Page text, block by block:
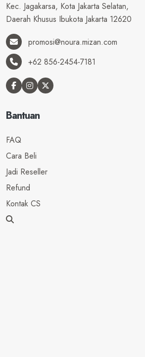
Kec. Jagakarsa, Kota Jakarta Selatan,
Daerah Khusus Ibukota Jakarta 12620
promosi@noura.mizan.com
+62 856-2454-7181
Bantuan
FAQ
Cara Beli
Jadi Reseller
Refund
Kontak CS